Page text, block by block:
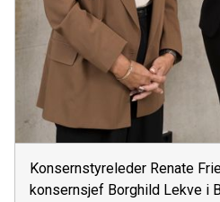
Konsernstyreleder Renate
konsernsjef Borghild Lekve i